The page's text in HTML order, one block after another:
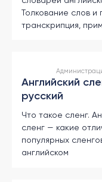
Выбрать
другой
Ваш
другой
Личный
кабинет
школы
Толкование слов и
транскрипция,
Английский
русский
Что такое сленг.
сленг — какие
популярных
английском